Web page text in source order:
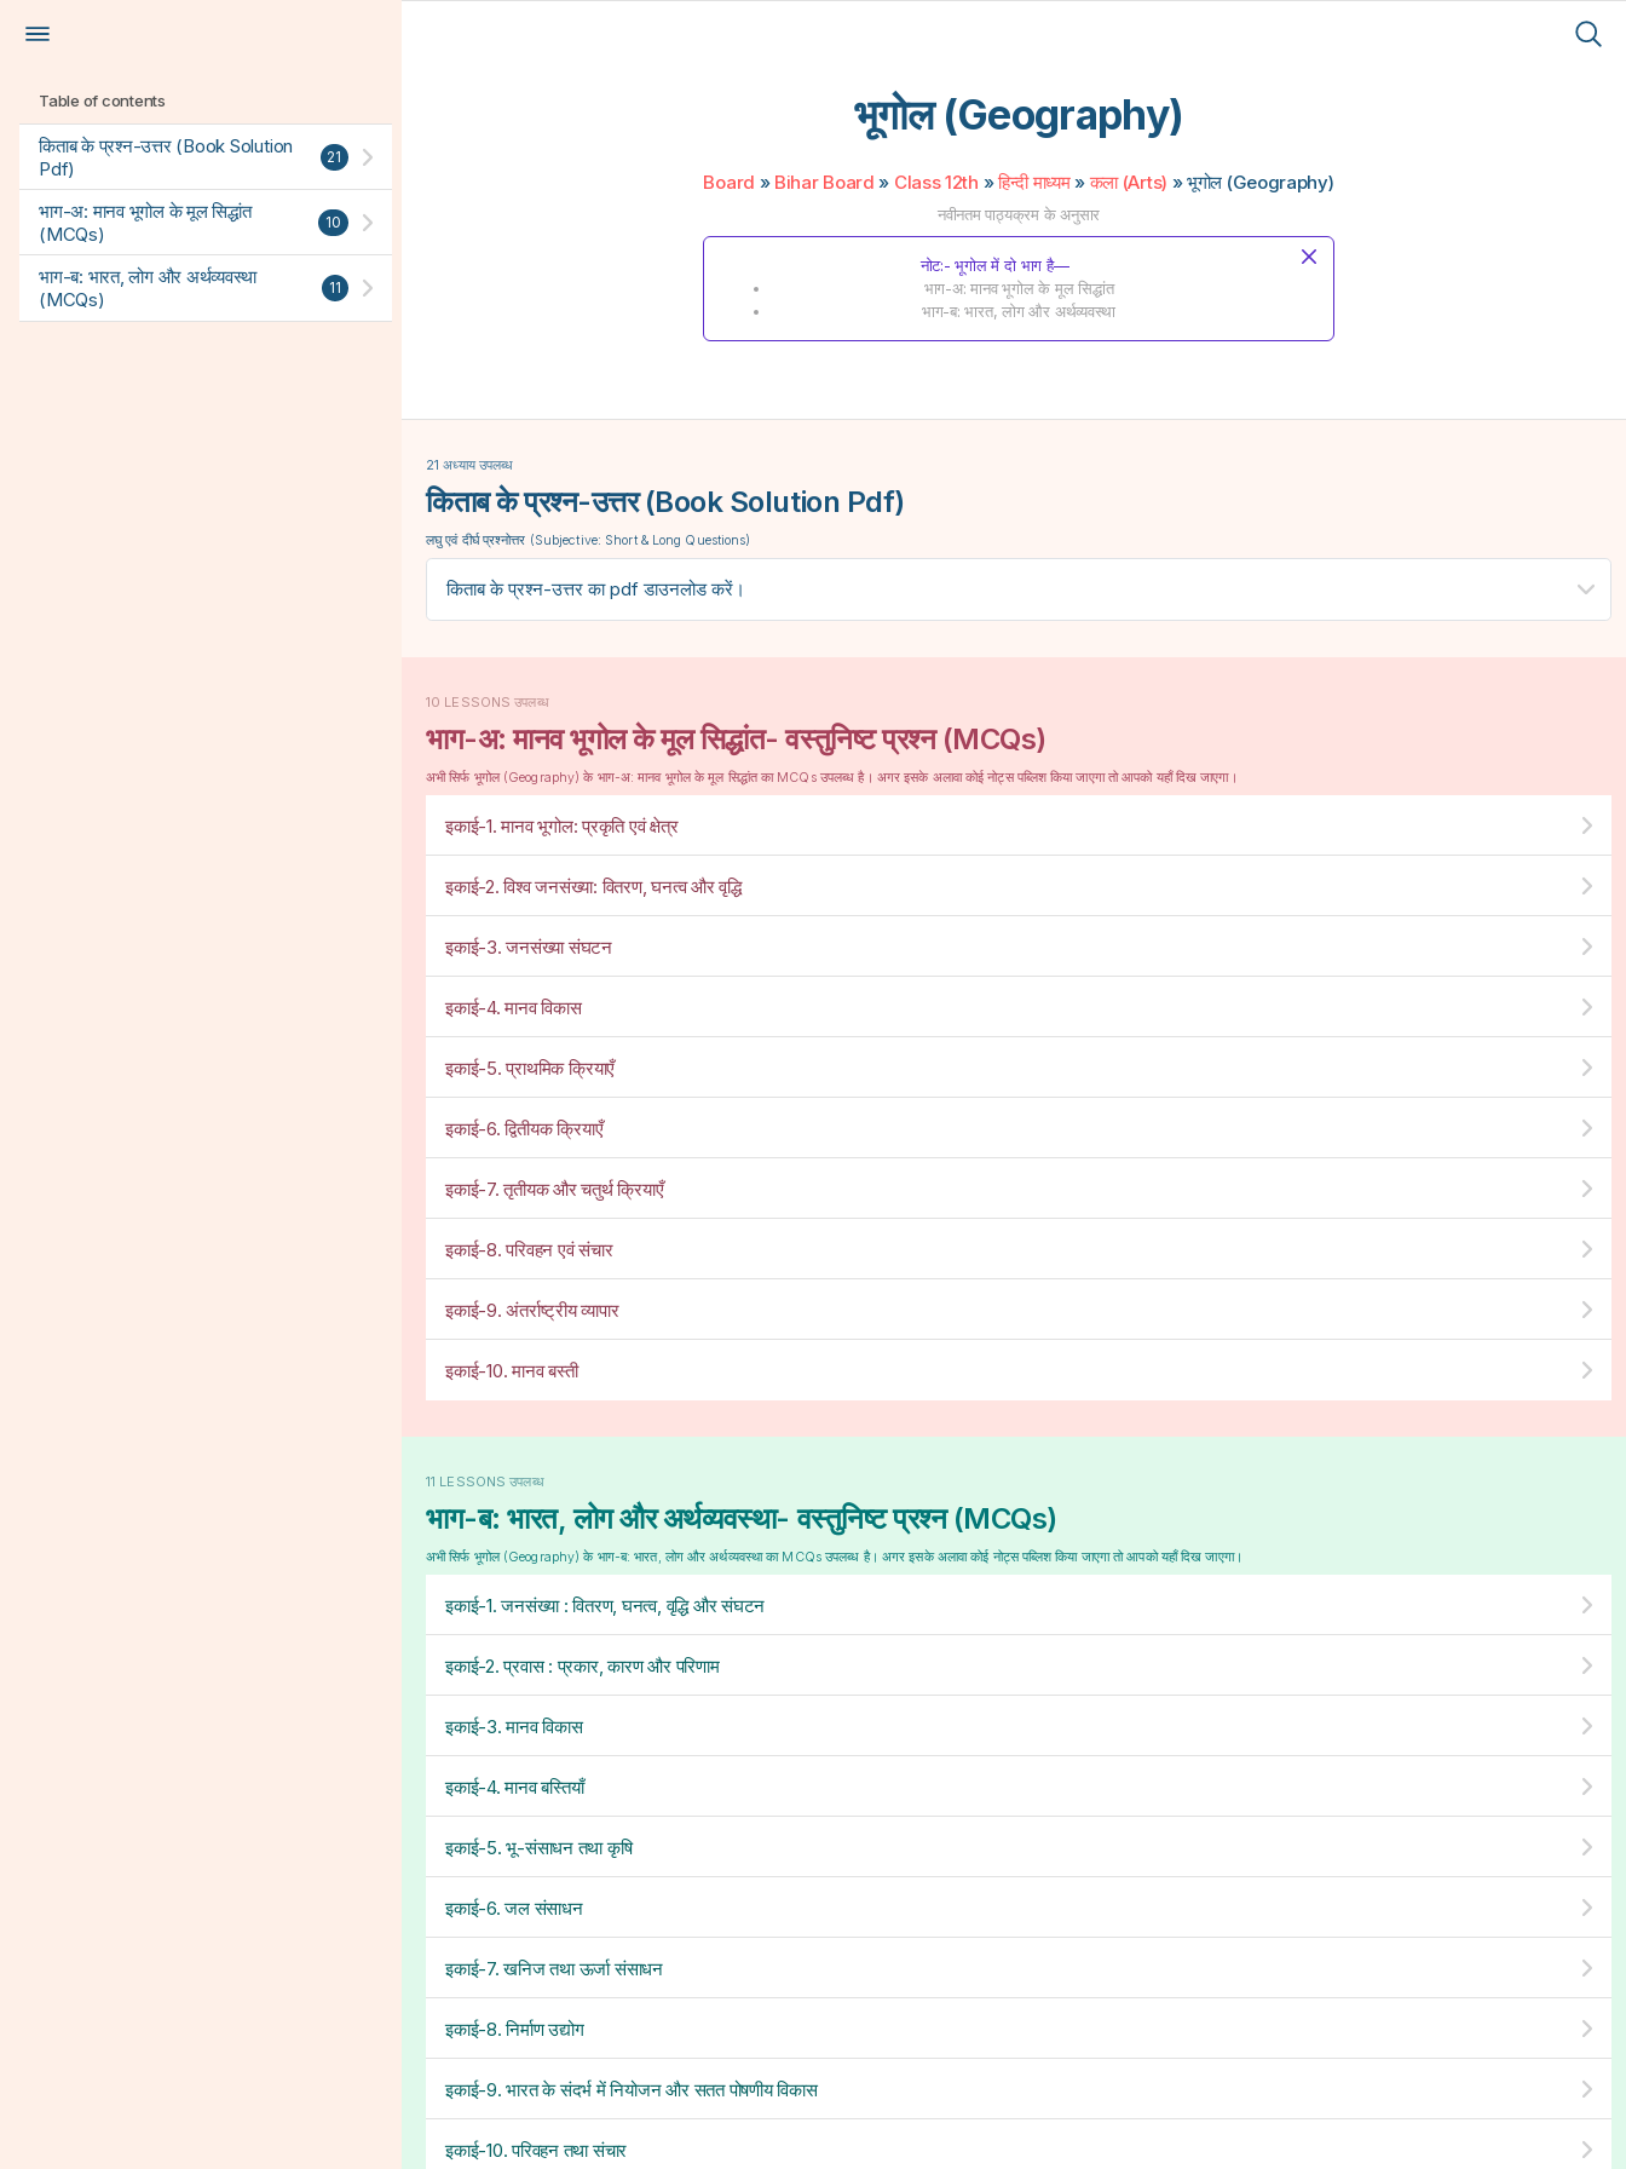
Table of contents
किताब के प्रश्न-उत्तर (Book Solution
Pdf)
21
भाग-अ: मानव भूगोल के मूल सिद्धांत
(MCQs)
10
भाग-ब: भारत, लोग और अर्थव्यवस्था
(MCQs)
11
भूगोल (Geography)
Board » Bihar Board » Class 12th »हिन्दी माध्यम»कला (Arts) » भूगोल (Geography)
नवीनतम पाठ्यक्रम के अनुसार
नोट:- भूगोल में दो भाग है—
भाग-अ: मानव भूगोल के मूल सिद्धांत
भाग-ब: भारत, लोग और अर्थव्यवस्था
21 अध्याय उपलब्ध
किताब के प्रश्न-उत्तर (Book Solution Pdf)
लघु एवं दीर्घ प्रश्नोत्तर (Subjective: Short & Long Questions)
किताब के प्रश्न-उत्तर का pdf डाउनलोड करें।
10 LESSONS उपलब्ध
भाग-अ: मानव भूगोल के मूल सिद्धांत- वस्तुनिष्ट प्रश्न (MCQs)
अभी सिर्फ भूगोल (Geography) के भाग-अ: मानव भूगोल के मूल सिद्धांत का MCQs उपलब्ध है। अगर इसके अलावा कोई नोट्स पब्लिश किया जाएगा तो आपको यहाँ दिख जाएगा।
इकाई-1. मानव भूगोल: प्रकृति एवं क्षेत्र
इकाई-2. विश्व जनसंख्या: वितरण, घनत्व और वृद्धि
इकाई-3. जनसंख्या संघटन
इकाई-4. मानव विकास
इकाई-5. प्राथमिक क्रियाएँ
इकाई-6. द्वितीयक क्रियाएँ
इकाई-7. तृतीयक और चतुर्थ क्रियाएँ
इकाई-8. परिवहन एवं संचार
इकाई-9. अंतर्राष्ट्रीय व्यापार
इकाई-10. मानव बस्ती
11 LESSONS उपलब्ध
भाग-ब: भारत, लोग और अर्थव्यवस्था- वस्तुनिष्ट प्रश्न (MCQs)
अभी सिर्फ भूगोल (Geography) के भाग-ब: भारत, लोग और अर्थव्यवस्था का MCQs उपलब्ध है। अगर इसके अलावा कोई नोट्स पब्लिश किया जाएगा तो आपको यहाँ दिख जाएगा।
इकाई-1. जनसंख्या : वितरण, घनत्व, वृद्धि और संघटन
इकाई-2. प्रवास : प्रकार, कारण और परिणाम
इकाई-3. मानव विकास
इकाई-4. मानव बस्तियाँ
इकाई-5. भू-संसाधन तथा कृषि
इकाई-6. जल संसाधन
इकाई-7. खनिज तथा ऊर्जा संसाधन
इकाई-8. निर्माण उद्योग
इकाई-9. भारत के संदर्भ में नियोजन और सतत पोषणीय विकास
इकाई-10. परिवहन तथा संचार